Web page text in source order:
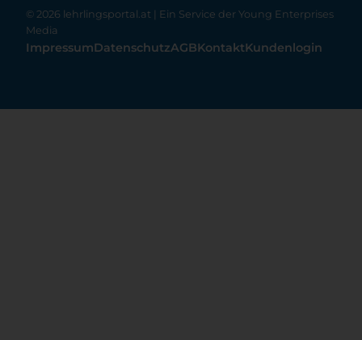
© 2026 lehrlingsportal.at | Ein Service der Young Enterprises
Media
ImpressumDatenschutzAGBKontaktKundenlogin